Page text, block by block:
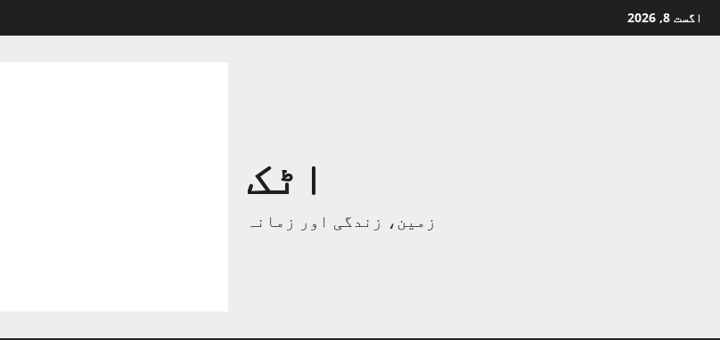
Skip
to
اگست 8, 2026
اٹک
زمین، زندگی اور زمانہ